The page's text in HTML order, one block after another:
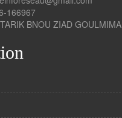
166967
BNOU ZIAD GOULMIMA